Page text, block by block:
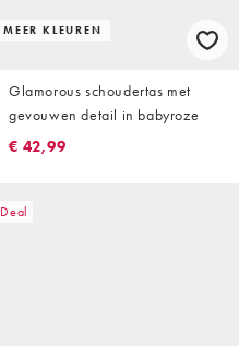
MEER KLEUREN
Glamorous schoudertas met
gevouwen detail in babyroze
€ 42,99
Deal